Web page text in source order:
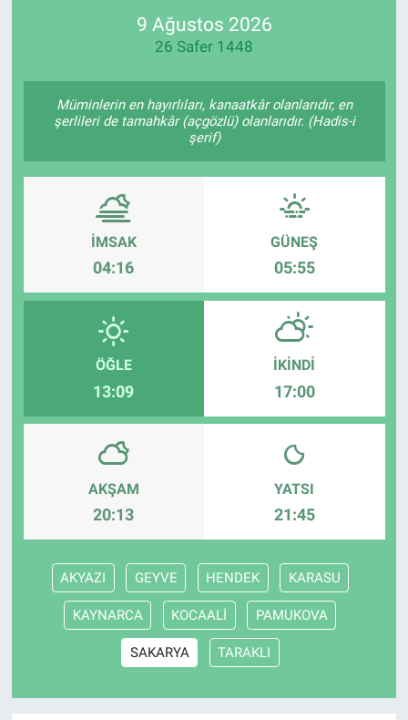
9 Ağustos 2026
26 Safer 1448
Müminlerin en hayırlıları, kanaatkâr olanlarıdır, en
şerlileri de tamahkâr (açgözlü) olanlarıdır. (Hadis-i
şerif)
İMSAK
04:16
GÜNEŞ
05:55
ÖĞLE
13:09
İKINDI
17:00
AKŞAM
20:13
YATSI
21:45
AKYAZI GEYVE HENDEK KARASU
KAYNARCA KOCAALİ PAMUKOVA
SAKARYA TARAKLI